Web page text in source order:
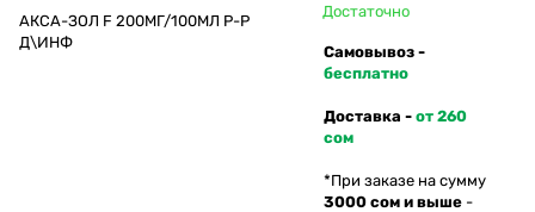
АКСА-ЗОЛ F 200МГ/100МЛ Р-Р
Д\ИНФ
Достаточно
Самовывоз -
бесплатно
Доставка - от 260
сом
*При заказе на сумму
3000 сом и выше -